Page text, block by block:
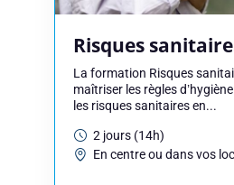
Risques
La formation Risques
maîtriser les règles
les risques sanitaires en...
2 jours (14h)
En centre ou dans vos